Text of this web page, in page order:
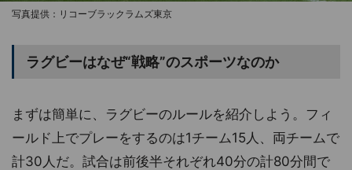
写真提供：リコーブラックラムズ東京
ラグビーはなぜ“戦略”のスポーツなのか
まずは簡単に、ラグビーのルールを紹介しよう。フィ
ールド上でプレーをするのは1チーム15人、両チームで
計30人だ。試合は前後半それぞれ40分の計80分間で